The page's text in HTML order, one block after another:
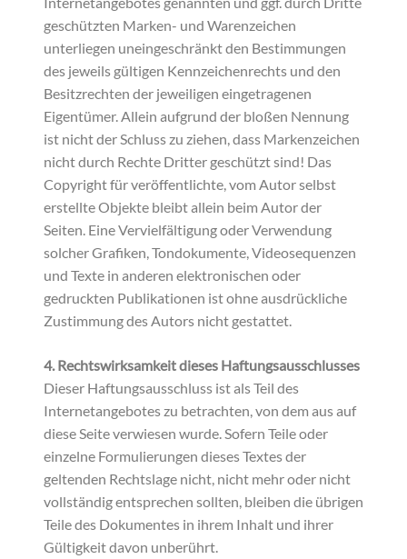
geschützten Marken- und Warenzeichen
unterliegen uneingeschränkt den Bestimmungen
des jeweils gültigen Kennzeichenrechts und den
Besitzrechten der jeweiligen eingetragenen
Eigentümer. Allein aufgrund der bloßen Nennung
ist nicht der Schluss zu ziehen, dass Markenzeichen
nicht durch Rechte Dritter geschützt sind! Das
Copyright für veröffentlichte, vom Autor selbst
erstellte Objekte bleibt allein beim Autor der
Seiten. Eine Vervielfältigung oder Verwendung
solcher Grafiken, Tondokumente, Videosequenzen
und Texte in anderen elektronischen oder
gedruckten Publikationen ist ohne ausdrückliche
Zustimmung des Autors nicht gestattet.
4. Rechtswirksamkeit dieses Haftungsausschlusses
Dieser Haftungsausschluss ist als Teil des
Internetangebotes zu betrachten, von dem aus auf
diese Seite verwiesen wurde. Sofern Teile oder
einzelne Formulierungen dieses Textes der
geltenden Rechtslage nicht, nicht mehr oder nicht
vollständig entsprechen sollten, bleiben die übrigen
Teile des Dokumentes in ihrem Inhalt und ihrer
Gültigkeit davon unberührt.